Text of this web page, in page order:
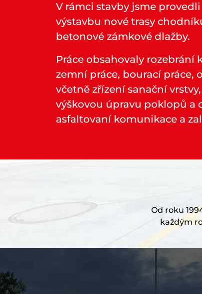
V rámci stavby jsme
výstavbu nové trasy
betonové zámkové dlažby.
Práce obsahovaly
zemní práce, bourací
včetně zřízení sanační
výškovou úpravu poklopů a
asfaltovaní komunikace a
Od roku
každým